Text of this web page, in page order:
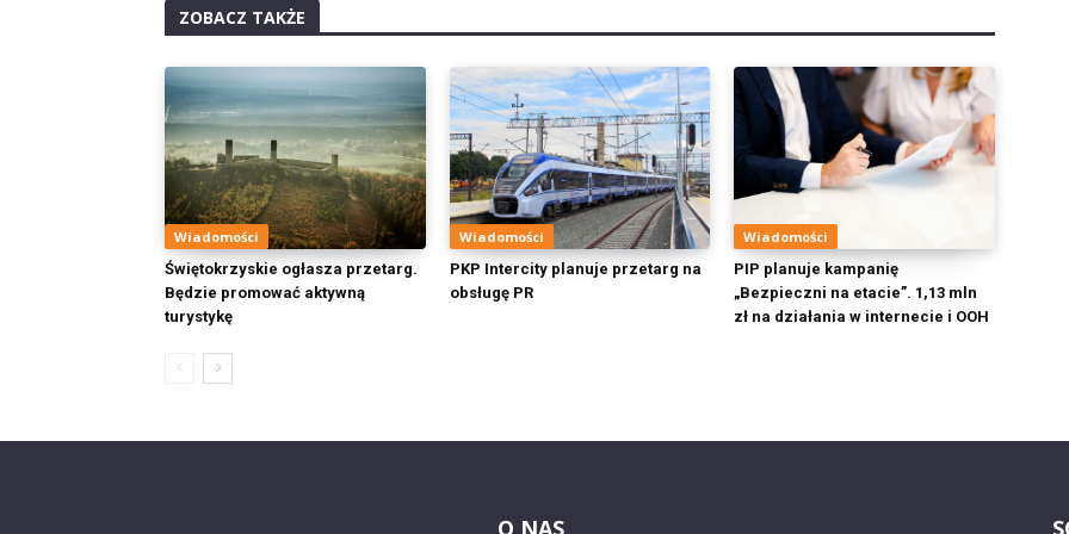
ZOBACZ TAKŻE
Wiadomości
Świętokrzyskie ogłasza przetarg.
Będzie promować aktywną
turystykę
Wiadomości
PKP Intercity planuje przetarg na
obsługę PR
Wiadomości
PIP planuje kampanię
„Bezpieczni na etacie”. 1,13 mln
zł na działania w internecie i OOH
O NAS